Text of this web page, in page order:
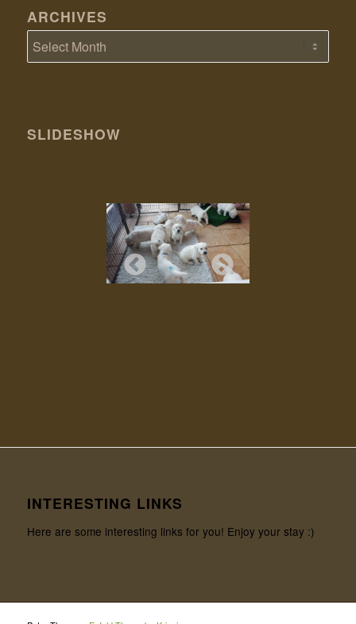
ARCHIVES
SLIDESHOW
INTERESTING LINKS
Here are some interesting links for you! Enjoy your stay :)